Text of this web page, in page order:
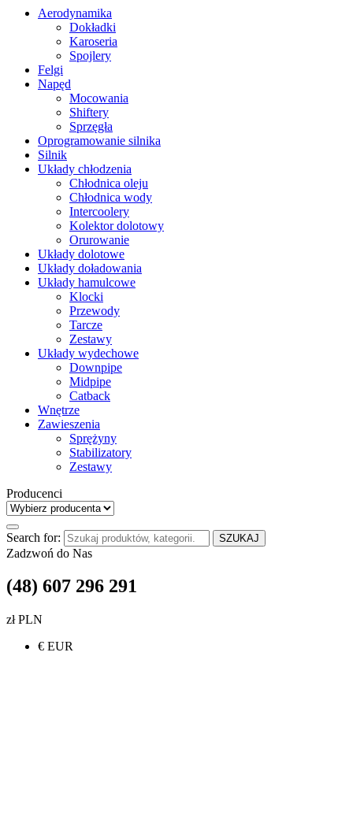
Aerodynamika
Dokładki
Karoseria
Spojlery
Felgi
Napęd
Mocowania
Shiftery
Sprzęgła
Oprogramowanie silnika
Silnik
Układy chłodzenia
Chłodnica oleju
Chłodnica wody
Intercoolery
Kolektor dolotowy
Orurowanie
Układy dolotowe
Układy doładowania
Układy hamulcowe
Klocki
Przewody
Tarcze
Zestawy
Układy wydechowe
Downpipe
Midpipe
Catback
Wnętrze
Zawieszenia
Sprężyny
Stabilizatory
Zestawy
Producenci
Search for: SZUKAJ
Zadzwoń do Nas
(48) 607 296 291
zł PLN
€ EUR